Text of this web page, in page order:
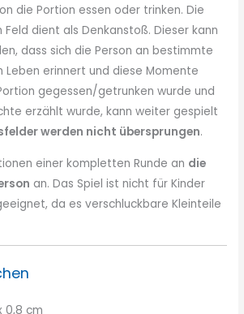
die Portion essen oder trinken. Die
dient als Denkanstoß. Dieser kann
dass sich die Person an bestimmte
Leben erinnert und diese Momente
gegessen/getrunken wurde und
erzählt wurde, kann weiter gespielt
werden nicht übersprungen.
einer kompletten Runde an die
an. Das Spiel ist nicht für Kinder
da es verschluckbare Kleinteile
0,8 cm